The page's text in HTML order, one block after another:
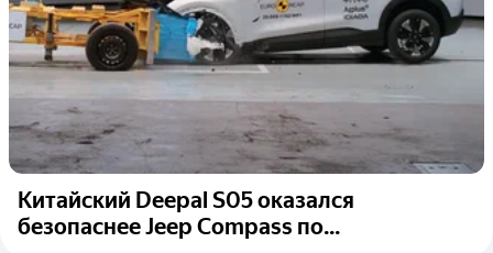
Китайский Deepal S05 оказался
безопаснее Jeep Compass по...